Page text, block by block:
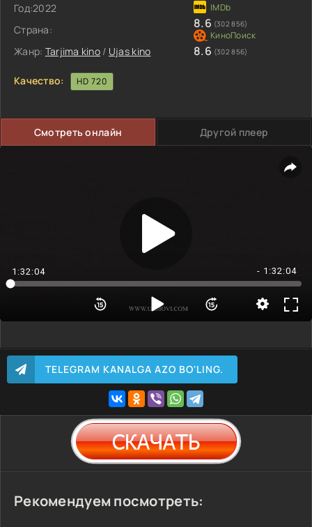
Год:2022
Страна:
Жанр: Tarjima kino / Ujas kino
8.6 (302 856)
8.6 (302 856)
Качество: HD 720
Смотреть онлайн Другой плеер
1:32:04 - 1:32:04
TELEGRAM KANALGA AZO BO'LING.
Рекомендуем посмотреть: